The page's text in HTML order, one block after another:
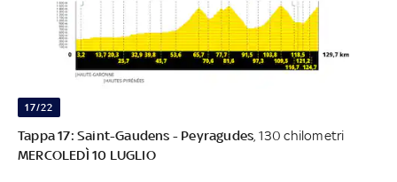
17/22
Tappa 17: Saint-Gaudens - Peyragudes , 130 chilometri
MERCOLEDÌ 10 LUGLIO